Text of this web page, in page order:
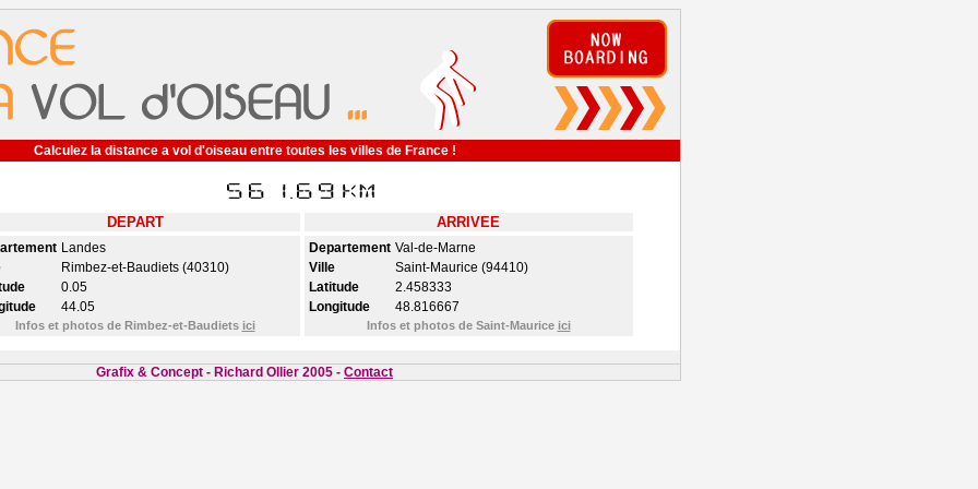
Calculez la distance a vol d'oiseau entre toutes les villes de France !
DEPART ARRIVEE
Landes
Rimbez-et-Baudiets (40310)
0.05
44.05
Infos et photos de Rimbez-et-Baudiets ici
Departement Val-de-Marne
Ville
Saint-Maurice (94410)
Latitude
2.458333
Longitude
48.816667
Infos et photos de Saint-Maurice ici
Grafix & Concept - Richard Ollier 2005 - Contact